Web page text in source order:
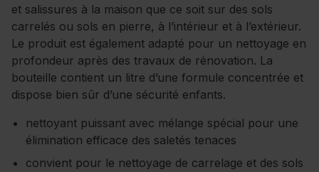
et salissures à la maison que ce soit sur des sols
carrelés ou sols en pierre, à l’intérieur et à l’extérieur.
Le produit est également adapté pour un nettoyage en
profondeur après des travaux de rénovation. La
bouteille contient un litre d’une formule concentrée et
dispose bien sûr d’une sécurité enfants.
nettoyant puissant avec mélange spécial pour une
élimination efficace des saletés tenaces
convient pour le nettoyage de carrelage et des sols